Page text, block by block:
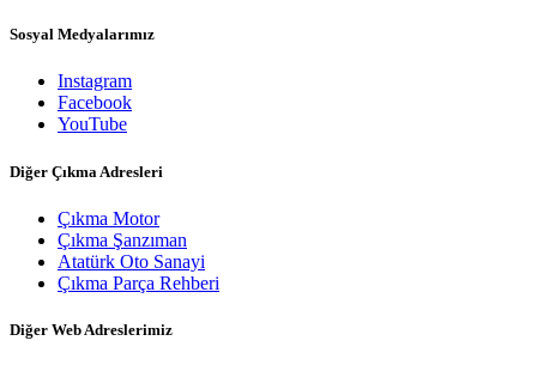
Sosyal Medyalarımız
Instagram
Facebook
YouTube
Diğer Çıkma Adresleri
Çıkma Motor
Çıkma Şanzıman
Atatürk Oto Sanayi
Çıkma Parça Rehberi
Diğer Web Adreslerimiz